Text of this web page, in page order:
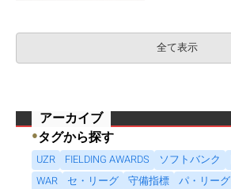
全て表示
アーカイブ
●タグから探す
UZR FIELDING AWARDS ソフトバンク
WAR
セ・リーグ 守備指標 パ・リーグ